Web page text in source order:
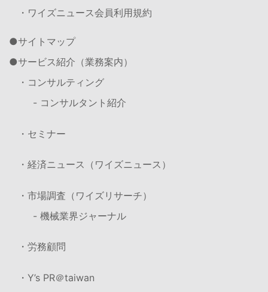
・ワイズニュース会員利用規約
サイトマップ
サービス紹介（業務案内）
・コンサルティング
- コンサルタント紹介
・セミナー
・経済ニュース（ワイズニュース）
・市場調査（ワイズリサーチ）
- 機械業界ジャーナル
・労務顧問
・Y’s PR＠taiwan